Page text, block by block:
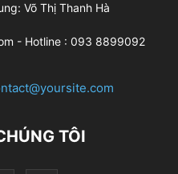
Võ Thị Thanh Hà
- Hotline : 093 8899092
TÔI